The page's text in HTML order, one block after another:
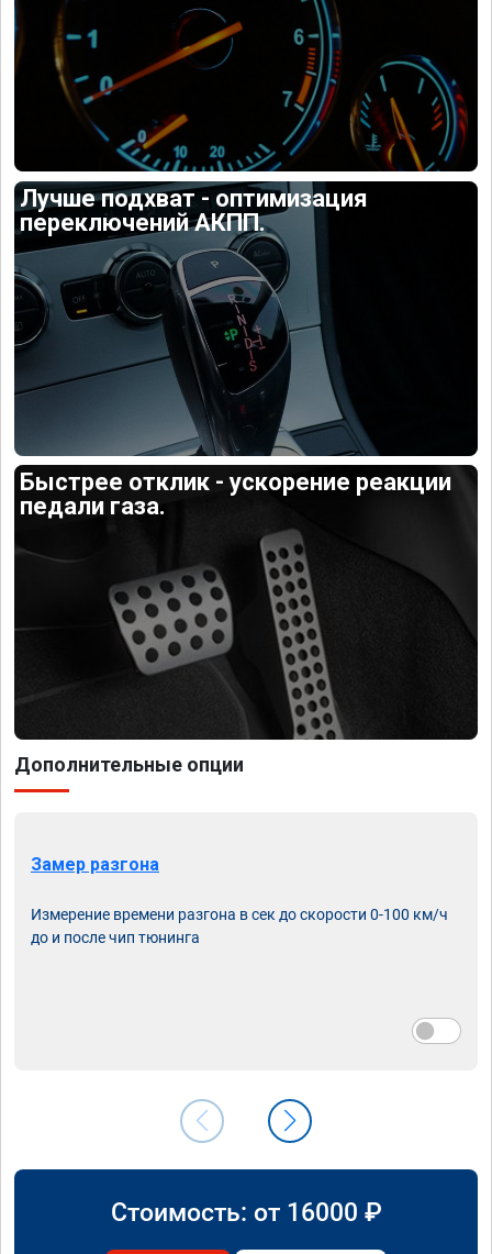
Лучше подхват - оптимизация
переключений АКПП.
Быстрее отклик - ускорение реакции
педали газа.
Дополнительные опции
Замер разгона
Измерение времени разгона в сек до скорости 0-100 км/ч
до и после чип тюнинга
Стоимость: от 16000 ₽